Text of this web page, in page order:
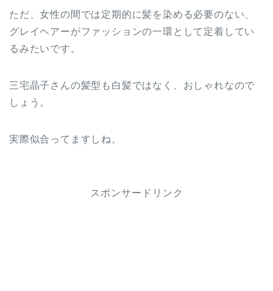
ただ、女性の間では定期的に髪を染める必要のない、
グレイヘアーがファッションの一環として定着してい
るみたいです。
三宅晶子さんの髪型も白髪ではなく、おしゃれなので
しょう。
実際似合ってますしね。
スポンサードリンク